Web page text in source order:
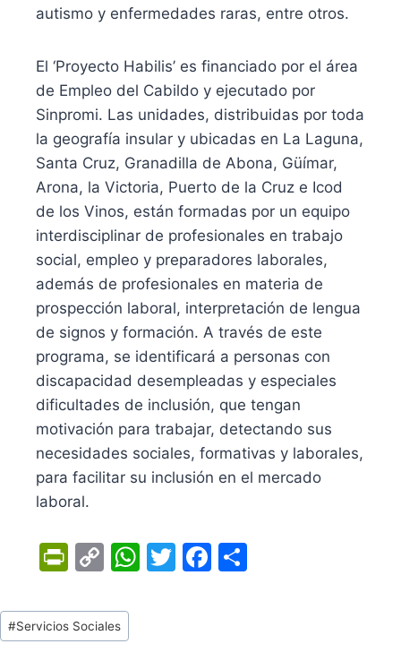
autismo y enfermedades raras, entre otros.
El ‘Proyecto Habilis’ es financiado por el área
de Empleo del Cabildo y ejecutado por
Sinpromi. Las unidades, distribuidas por toda
la geografía insular y ubicadas en La Laguna,
Santa Cruz, Granadilla de Abona, Güímar,
Arona, la Victoria, Puerto de la Cruz e Icod
de los Vinos, están formadas por un equipo
interdisciplinar de profesionales en trabajo
social, empleo y preparadores laborales,
además de profesionales en materia de
prospección laboral, interpretación de lengua
de signos y formación. A través de este
programa, se identificará a personas con
discapacidad desempleadas y especiales
dificultades de inclusión, que tengan
motivación para trabajar, detectando sus
necesidades sociales, formativas y laborales,
para facilitar su inclusión en el mercado
laboral.
Pr
tF
ri
C
p
y
W T
F
Tags
de
#Servicios Sociales